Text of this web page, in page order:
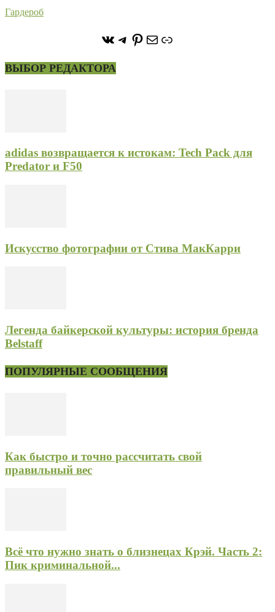
Гардероб
https://vk.com/
https://t.me/stoneforest
https://
ПочтаСсылка
ВЫБОР РЕДАКТОРА
adidas возвращается к истокам: Tech Pack для
Predator и F50
Искусство фотографии от Стива МакКарри
Легенда байкерской культуры: история бренда
Belstaff
ПОПУЛЯРНЫЕ СООБЩЕНИЯ
Как быстро и точно рассчитать свой
правильный вес
Всё что нужно знать о близнецах Крэй. Часть 2:
Пик криминальной...